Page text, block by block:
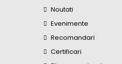
Noutati
Evenimente
Recomandari
Certificari